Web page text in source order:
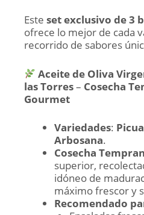
Este set exclusivo de 3
ofrece lo mejor de cada
recorrido de sabores
Aceite de Oliva
las Torres– Cosecha
Gourmet
Variedades:
Arbosana.
Cosecha
superior,
idóneo de
máximo frescor y
Recomendado